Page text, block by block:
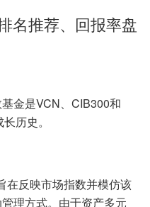
名推荐、回报率盘
金是VCN、CIB300和
历史。
在反映市场指数并模仿该
理方式。由于资产多元